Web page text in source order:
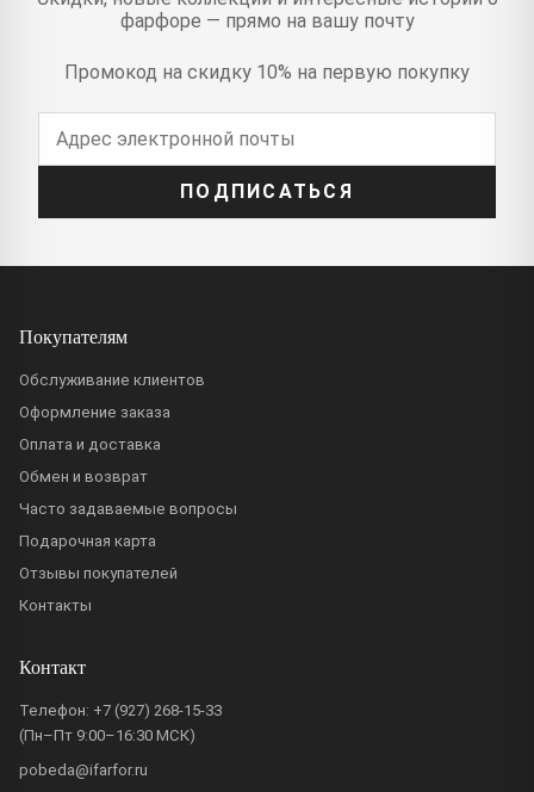
фарфоре — прямо на вашу почту
Промокод на скидку 10% на первую покупку
ПОДПИСАТЬСЯ
Покупателям
Обслуживание клиентов
Оформление заказа
Оплата и доставка
Обмен и возврат
Часто задаваемые вопросы
Подарочная карта
Отзывы покупателей
Контакты
Контакт
Телефон: +7 (927) 268-15-33
(Пн–Пт 9:00–16:30 МСК)
pobeda@ifarfor.ru